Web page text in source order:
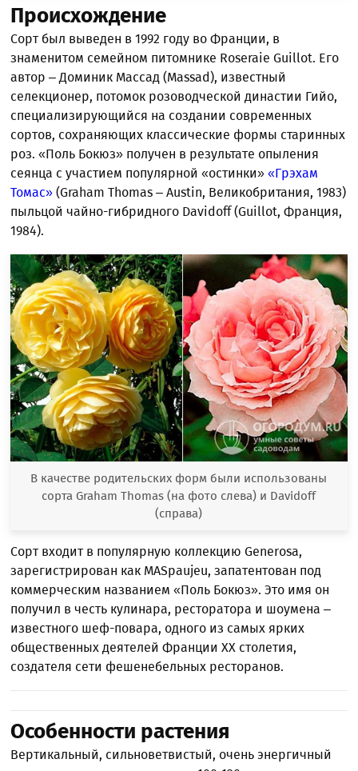
Происхождение
Сорт был выведен в 1992 году во Франции, в
знаменитом семейном питомнике Roseraie Guillot. Его
автор – Доминик Массад (Massad), известный
селекционер, потомок розоводческой династии Гийо,
специализирующийся на создании современных
сортов, сохраняющих классические формы старинных
роз. «Поль Бокюз» получен в результате опыления
сеянца с участием популярной «остинки»«Грэхам
Томас» (Graham Thomas – Austin, Великобритания, 1983)
пыльцой чайно-гибридного Davidoff (Guillot, Франция,
1984).
В качестве родительских форм были использованы
сорта Graham Thomas (на фото слева) и Davidoff
(справа)
Сорт входит в популярную коллекцию Generosa,
зарегистрирован как MASpaujeu, запатентован под
коммерческим названием «Поль Бокюз». Это имя он
получил в честь кулинара, ресторатора и шоумена –
известного шеф-повара, одного из самых ярких
общественных деятелей Франции ХХ столетия,
создателя сети фешенебельных ресторанов.
Особенности растения
Вертикальный, сильноветвистый, очень энергичный